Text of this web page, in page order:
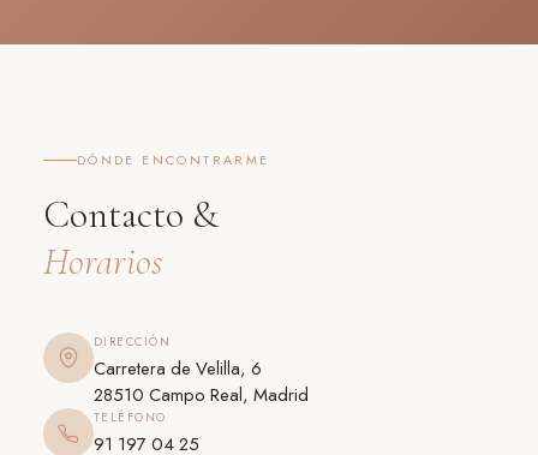
DÓNDE ENCONTRARME
Contacto &
Horarios
DIRECCIÓN
Carretera de Velilla, 6
28510 Campo Real, Madrid
TELÉFONO
91 197 04 25